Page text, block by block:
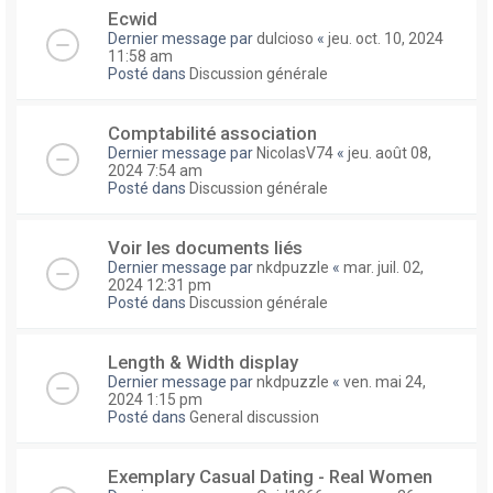
Ecwid
Dernier message pardulcioso « jeu. oct. 10, 2024
11:58 am
Posté dans Discussion générale
Comptabilité association
Dernier message par NicolasV74 « jeu. août 08,
2024 7:54 am
Posté dans Discussion générale
Voir les documents liés
Dernier message parnkdpuzzle « mar. juil. 02,
2024 12:31 pm
Posté dans Discussion générale
Length & Width display
Dernier message parnkdpuzzle « ven. mai 24,
2024 1:15 pm
Posté dans General discussion
Exemplary Сasual Dating - Real Women